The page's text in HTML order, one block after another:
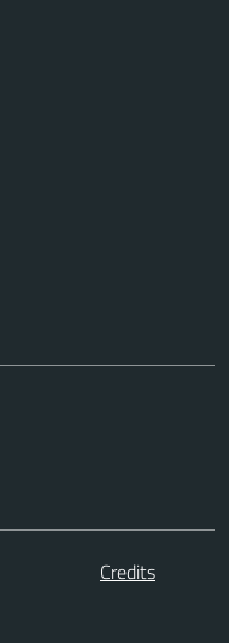
Credits